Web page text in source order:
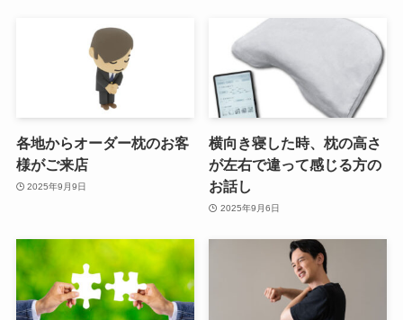
各地からオーダー枕のお客
様がご来店
2025年9月9日
横向き寝した時、枕の高さ
が左右で違って感じる方の
お話し
2025年9月6日